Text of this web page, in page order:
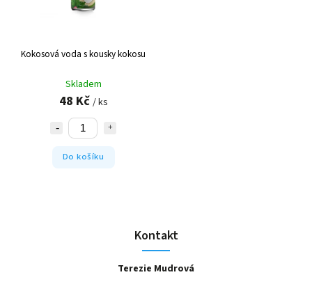
Kokosová voda s kousky kokosu
Skladem
48 Kč / ks
Do košíku
Kontakt
Terezie Mudrová